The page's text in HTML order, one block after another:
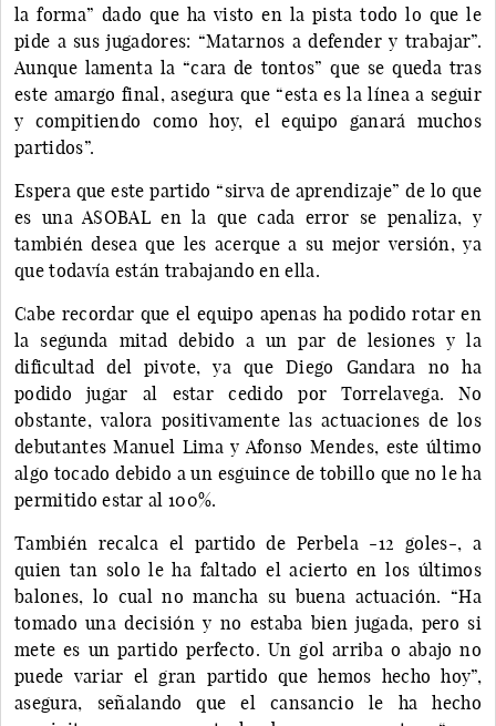
la forma” dado que ha visto en la pista todo lo que le
pide a sus jugadores: “Matarnos a defender y trabajar”.
Aunque lamenta la “cara de tontos” que se queda tras
este amargo final, asegura que “esta es la línea a seguir
y compitiendo como hoy, el equipo ganará muchos
partidos”.
Espera que este partido “sirva de aprendizaje” de lo que
es una ASOBAL en la que cada error se penaliza, y
también desea que les acerque a su mejor versión, ya
que todavía están trabajando en ella.
Cabe recordar que el equipo apenas ha podido rotar en
la segunda mitad debido a un par de lesiones y la
dificultad del pivote, ya que Diego Gandara no ha
podido jugar al estar cedido por Torrelavega. No
obstante, valora positivamente las actuaciones de los
debutantes Manuel Lima y Afonso Mendes, este último
algo tocado debido a un esguince de tobillo que no le ha
permitido estar al 100%.
También recalca el partido de Perbela -12 goles-, a
quien tan solo le ha faltado el acierto en los últimos
balones, lo cual no mancha su buena actuación. “Ha
tomado una decisión y no estaba bien jugada, pero si
mete es un partido perfecto. Un gol arriba o abajo no
puede variar el gran partido que hemos hecho hoy”,
asegura, señalando que el cansancio le ha hecho